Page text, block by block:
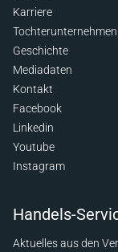
Karriere
Geschichte
Mediadaten
Kontakt
Facebook
Linkedin
Youtube
Instagram
Handels-
Aktuelles aus den